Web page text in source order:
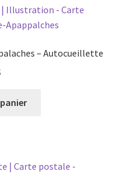
– Autocueillette